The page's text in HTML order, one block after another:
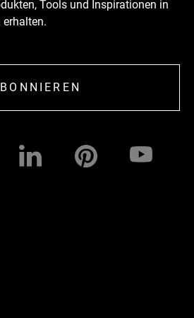
Tools und Inspirationen in
erhalten.